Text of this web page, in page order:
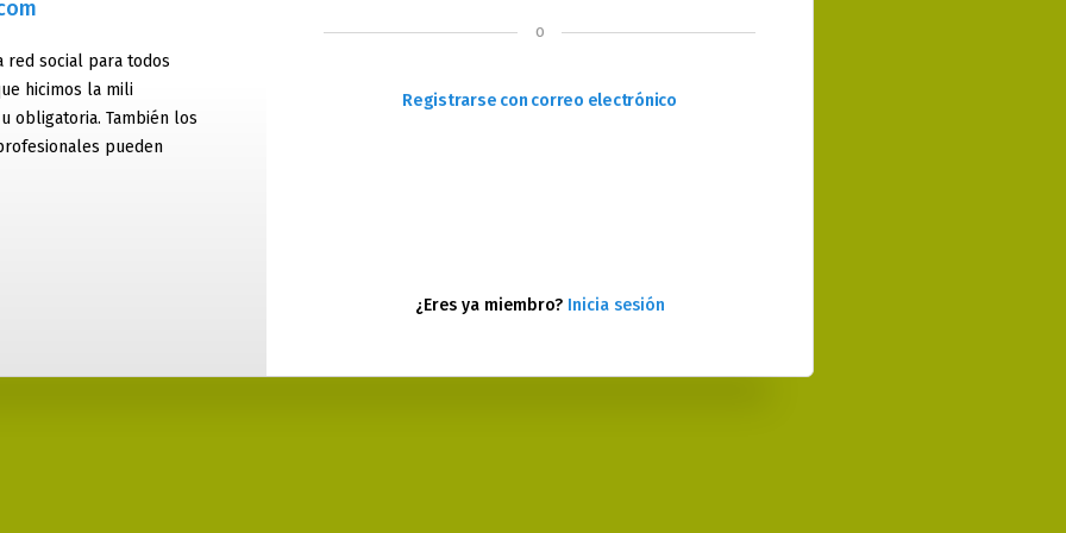
red social para todos
hicimos la mili
obligatoria. También los
pueden
o
Registrarse con correo electrónico
¿Eres ya miembro? Inicia sesión